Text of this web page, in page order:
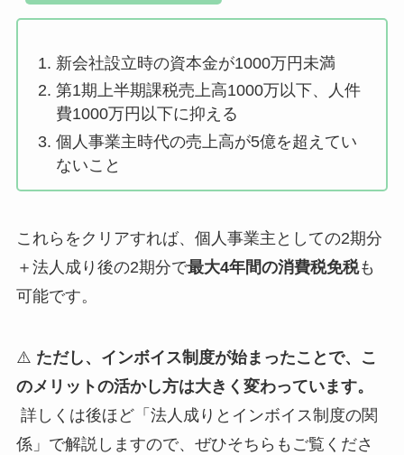
新会社設立時の資本金が1000万円未満
第1期上半期課税売上高1000万以下、人件
費1000万円以下に抑える
個人事業主時代の売上高が5億を超えてい
ないこと
これらをクリアすれば、個人事業主としての2期分
＋法人成り後の2期分で最大4年間の消費税免税も
可能です。
⚠️ ただし、インボイス制度が始まったことで、こ
のメリットの活かし方は大きく変わっています。
詳しくは後ほど「法人成りとインボイス制度の関
係」で解説しますので、ぜひそちらもご覧くださ